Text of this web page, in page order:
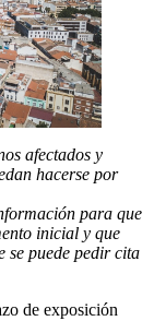
afectados y
hacerse por
para que
inicial y que
se puede pedir cita
de exposición